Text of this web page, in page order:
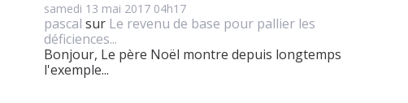
samedi 13 mai 2017 04h17
pascal sur Le revenu de base pour pallier les
déficiences...
Bonjour, Le père Noël montre depuis longtemps
l'exemple...